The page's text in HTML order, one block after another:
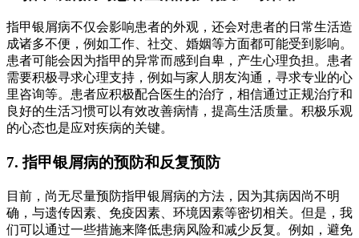
指甲银屑病不仅会影响患者的外观，还会对患者的日常生活造
成诸多不便，例如工作、社交、婚姻等方面都可能受到影响。
患者可能会因为指甲的异常而感到自卑，产生心理负担。患者
需要积极寻求心理支持，例如与家人朋友沟通，寻求专业的心
里咨询等。患者应积极配合医生的治疗，相信通过正规治疗和
良好的生活习惯可以有效改善病情，提高生活质量。积极乐观
的心态也是应对疾病的关键。
7. 指甲银屑病的预防和反复预防
目前，尚无尽量预防指甲银屑病的方法，因为其病因尚不明
确，与遗传因素、免疫因素、环境因素等密切相关。但是，我
们可以通过一些措施来降低患病风险和减少反复。例如，避免